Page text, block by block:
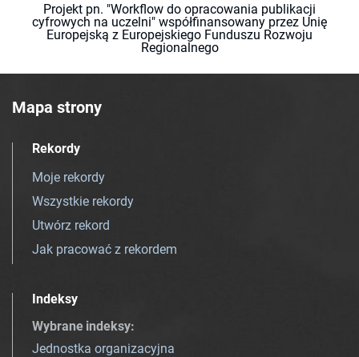
Projekt pn. "Workflow do opracowania publikacji
cyfrowych na uczelni" współfinansowany przez Unię
Europejską z Europejskiego Funduszu Rozwoju
Regionalnego
Mapa strony
Rekordy
Moje rekordy
Wszystkie rekordy
Utwórz rekord
Jak pracować z rekordem
Indeksy
Wybrane indeksy:
Jednostka organizacyjna